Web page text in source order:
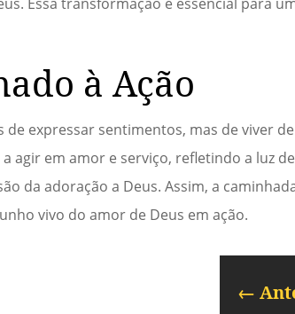
à Ação
expressar sentimentos, mas de viver
agir em amor e serviço, refletindo a luz
da adoração a Deus. Assim, a
vivo do amor de Deus em ação.
←